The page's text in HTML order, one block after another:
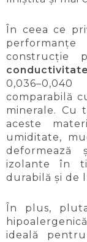
În ceea ce
construcție
comparabilă
minerale. Cu
aceste
umiditate,
izolante în
durabilă și de
În plus,
ideală